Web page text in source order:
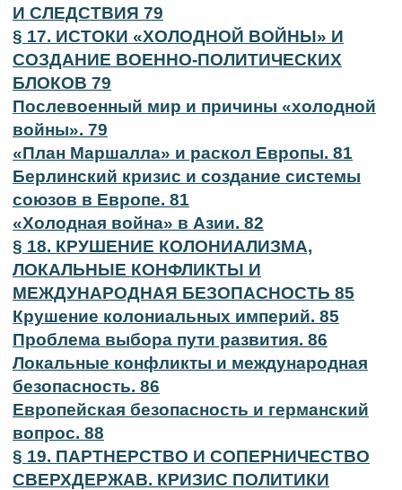
И СЛЕДСТВИЯ 79
§ 17. ИСТОКИ «ХОЛОДНОЙ ВОЙНЫ» И
СОЗДАНИЕ ВОЕННО-ПОЛИТИЧЕСКИХ
БЛОКОВ 79
Послевоенный мир и причины «холодной
войны». 79
«План Маршалла» и раскол Европы. 81
Берлинский кризис и создание системы
союзов в Европе. 81
«Холодная война» в Азии. 82
§ 18. КРУШЕНИЕ КОЛОНИАЛИЗМА,
ЛОКАЛЬНЫЕ КОНФЛИКТЫ И
МЕЖДУНАРОДНАЯ БЕЗОПАСНОСТЬ 85
Крушение колониальных империй. 85
Проблема выбора пути развития. 86
Локальные конфликты и международная
безопасность. 86
Европейская безопасность и германский
вопрос. 88
§ 19. ПАРТНЕРСТВО И СОПЕРНИЧЕСТВО
СВЕРХДЕРЖАВ. КРИЗИС ПОЛИТИКИ